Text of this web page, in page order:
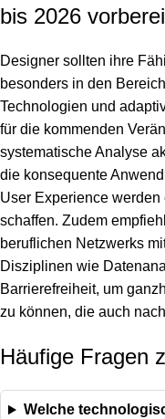
bis 2026
Designer sollten ihre
besonders in den
Technologien und
für die kommenden
systematische Analyse
die konsequente
User Experience werden
schaffen. Zudem
beruflichen Netzwerks
Disziplinen wie
Barrierefreiheit, um
zu können, die auch
Häufige Fragen
Welche